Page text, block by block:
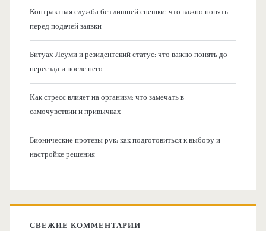
Контрактная служба без лишней спешки: что важно понять
перед подачей заявки
Битуах Леуми и резидентский статус: что важно понять до
переезда и после него
Как стресс влияет на организм: что замечать в
самочувствии и привычках
Бионические протезы рук: как подготовиться к выбору и
настройке решения
СВЕЖИЕ КОММЕНТАРИИ